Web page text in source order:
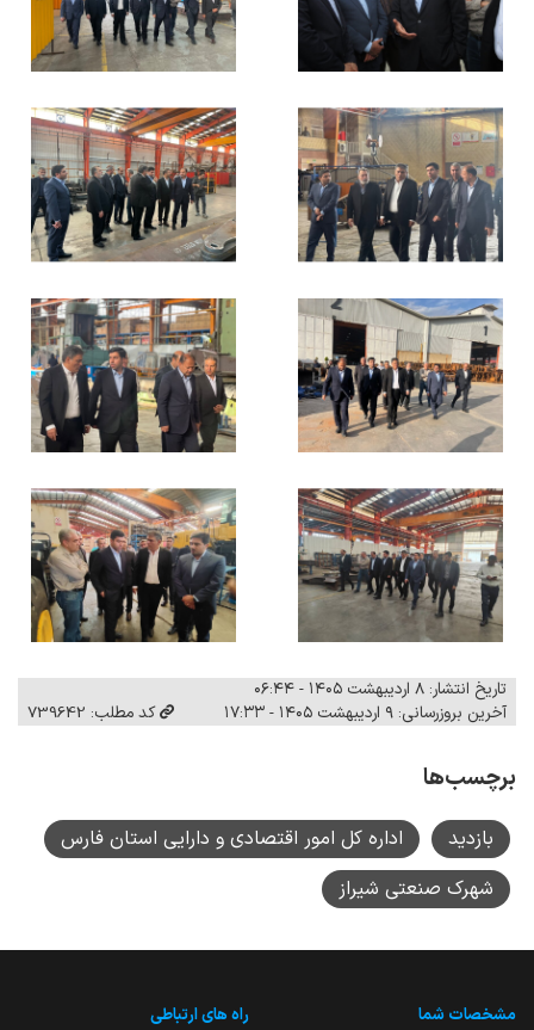
تاریخ انتشار: ۸ اردیبهشت ۱۴۰۵ - ۰۶:۴۴
آخرین بروزرسانی: ۹ اردیبهشت ۱۴۰۵ - ۱۷:۳۳
کد مطلب: 739642
برچسب‌ها
بازدید
اداره کل امور اقتصادی و دارایی استان فارس
شهرک صنعتی شیراز
مشخصات شما راه های ارتباطی